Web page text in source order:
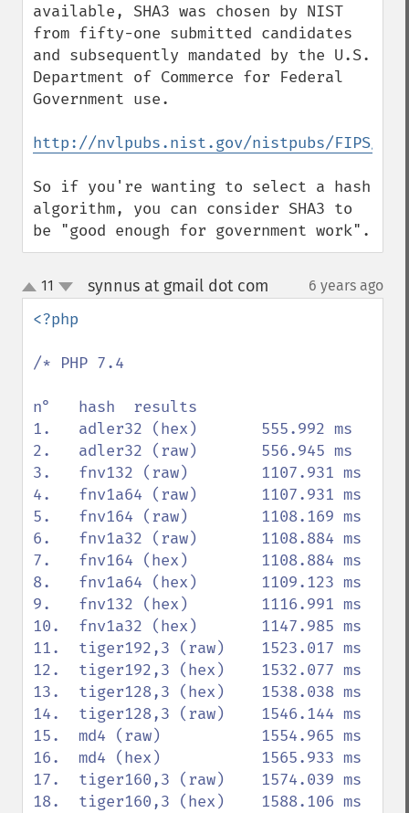
available, SHA3 was chosen by NIST
from fifty-one submitted candidates
and subsequently mandated by the U.S.
Department of Commerce for Federal
Government use.
http://nvlpubs.nist.gov/nistpubs/FIPS/
So if you're wanting to select a hash
algorithm, you can consider SHA3 to
be "good enough for government work".
up
down
11 synnus at gmail dot com 6 years ago
<?php
/* PHP 7.4
n°   hash  results
1.   adler32 (hex)       555.992 ms
2.   adler32 (raw)       556.945 ms
3.   fnv132 (raw)        1107.931 ms
4.   fnv1a64 (raw)       1107.931 ms
5.   fnv164 (raw)        1108.169 ms
6.   fnv1a32 (raw)       1108.884 ms
7.   fnv164 (hex)        1108.884 ms
8.   fnv1a64 (hex)       1109.123 ms
9.   fnv132 (hex)        1116.991 ms
10.  fnv1a32 (hex)       1147.985 ms
11.  tiger192,3 (raw)    1523.017 ms
12.  tiger192,3 (hex)    1532.077 ms
13.  tiger128,3 (hex)    1538.038 ms
14.  tiger128,3 (raw)    1546.144 ms
15.  md4 (raw)           1554.965 ms
16.  md4 (hex)           1565.933 ms
17.  tiger160,3 (raw)    1574.039 ms
18.  tiger160,3 (hex)    1588.106 ms